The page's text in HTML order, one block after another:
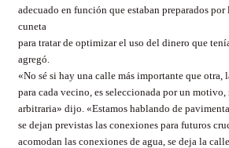
adecuado en función que estaban preparados
cuneta
para tratar de optimizar el uso del dinero que
agregó.
«No sé si hay una calle más importante que otra,
para cada vecino, es seleccionada por un
arbitraria» dijo. «Estamos hablando de
se dejan previstas las conexiones para futuros
acomodan las conexiones de agua, se deja la